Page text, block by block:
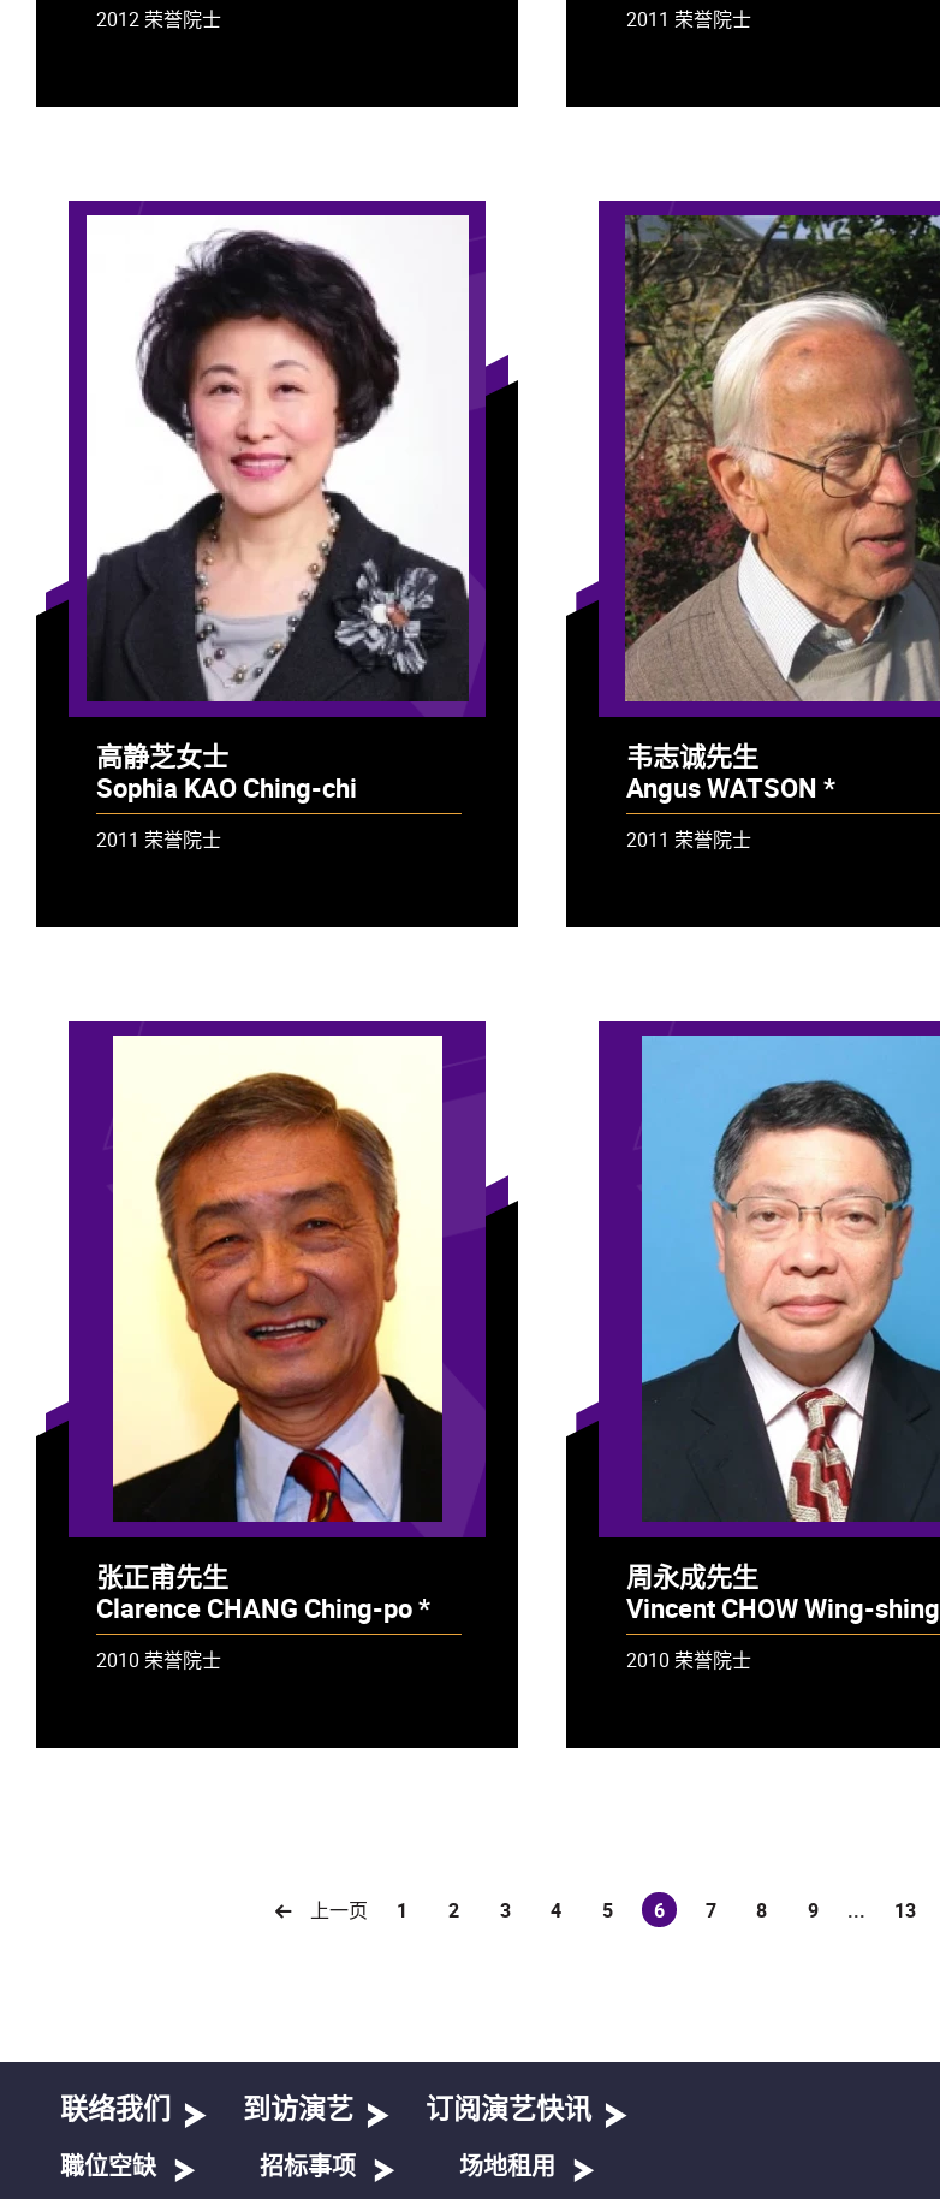
2012 荣誉院士 2011 荣誉院士
高静芝女士
Sophia KAO Ching-chi
2011 荣誉院士
韦志诚先生
Angus WATSON *
- 已故
2011 荣誉院士
张正甫先生
Clarence CHANG Ching-po *
- 已故
2010 荣誉院士
周永成先生
Vincent CHOW Wing-shing
2010 荣誉院士
上一页 1 2 3 4 5 6
(current)
7 8 9 ... 13
联络我们 到访演艺 订阅演艺快讯
職位空缺 招标事项 场地租用